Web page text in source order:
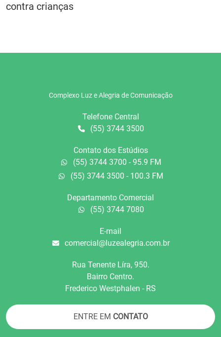
contra crianças
Complexo Luz e Alegria de Comunicação
Telefone Central
(55) 3744 3500
Contato dos Estúdios
(55) 3744 3700 - 95.9 FM
(55) 3744 3500 - 100.3 FM
Departamento Comercial
(55) 3744 7080
E-mail
comercial@luzealegria.com.br
Rua Tenente Líra, 950.
Bairro Centro.
Frederico Westphalen - RS
ENTRE EM CONTATO